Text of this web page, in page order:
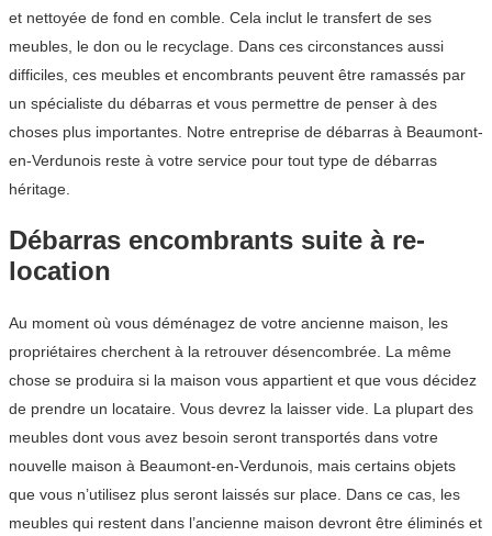
et nettoyée de fond en comble. Cela inclut le transfert de ses
meubles, le don ou le recyclage. Dans ces circonstances aussi
difficiles, ces meubles et encombrants peuvent être ramassés par
un spécialiste du débarras et vous permettre de penser à des
choses plus importantes. Notre entreprise de débarras à Beaumont-
en-Verdunois reste à votre service pour tout type de débarras
héritage.
Débarras encombrants suite à re-
location
Au moment où vous déménagez de votre ancienne maison, les
propriétaires cherchent à la retrouver désencombrée. La même
chose se produira si la maison vous appartient et que vous décidez
de prendre un locataire. Vous devrez la laisser vide. La plupart des
meubles dont vous avez besoin seront transportés dans votre
nouvelle maison à Beaumont-en-Verdunois, mais certains objets
que vous n’utilisez plus seront laissés sur place. Dans ce cas, les
meubles qui restent dans l’ancienne maison devront être éliminés et